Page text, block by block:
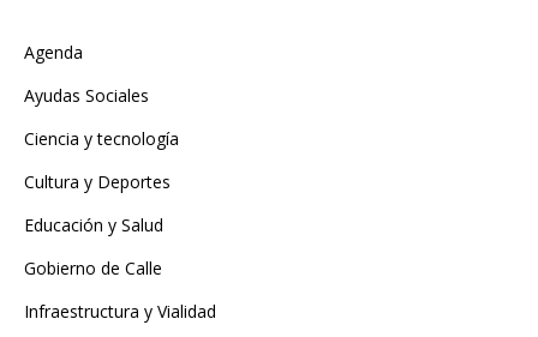
Agenda
Ayudas Sociales
Ciencia y tecnología
Cultura y Deportes
Educación y Salud
Gobierno de Calle
Infraestructura y Vialidad